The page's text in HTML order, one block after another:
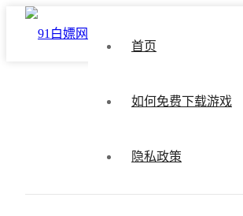
首页
如何免费下载游戏
隐私政策